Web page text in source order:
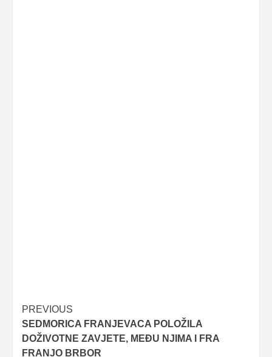
Post
navigation
PREVIOUS
SEDMORICA FRANJEVACA POLOŽILA
DOŽIVOTNE ZAVJETE, MEĐU NJIMA I FRA
FRANJO BRBOR